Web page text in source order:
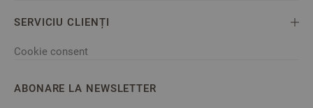
SERVICIU CLIENȚI
Cookie consent
ABONARE LA NEWSLETTER